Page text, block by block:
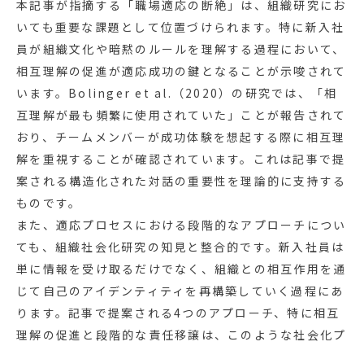
本記事が指摘する「職場適応の断絶」は、組織研究にお
いても重要な課題として位置づけられます。特に新入社
員が組織文化や暗黙のルールを理解する過程において、
相互理解の促進が適応成功の鍵となることが示唆されて
います。Bolinger et al.（2020）の研究では、「相
互理解が最も頻繁に使用されていた」ことが報告されて
おり、チームメンバーが成功体験を想起する際に相互理
解を重視することが確認されています。これは記事で提
案される構造化された対話の重要性を理論的に支持する
ものです。
また、適応プロセスにおける段階的なアプローチについ
ても、組織社会化研究の知見と整合的です。新入社員は
単に情報を受け取るだけでなく、組織との相互作用を通
じて自己のアイデンティティを再構築していく過程にあ
ります。記事で提案される4つのアプローチ、特に相互
理解の促進と段階的な責任移譲は、このような社会化プ